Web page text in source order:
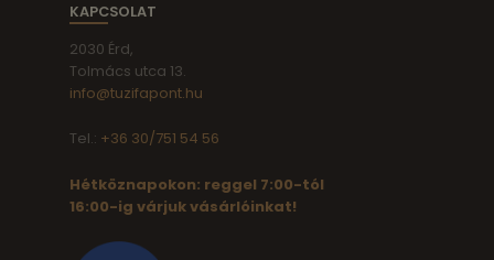
KAPCSOLAT
2030 Érd,
Tolmács utca 13.
info@tuzifapont.hu
Tel.: +36 30/751 54 56
Hétköznapokon: reggel 7:00-tól
16:00-ig várjuk vásárlóinkat!